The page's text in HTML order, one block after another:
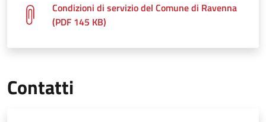
Condizioni di servizio del Comune di Ravenna
(PDF 145 KB)
Contatti